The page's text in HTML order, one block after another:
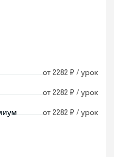
от 2282 ₽ / урок
от 2282 ₽ / урок
от 2282 ₽ / урок